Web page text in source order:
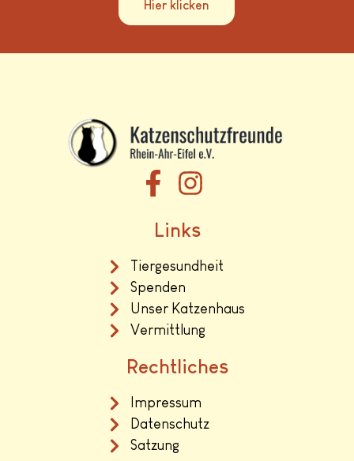
Hier klicken
Links
Tiergesundheit
Spenden
Unser Katzenhaus
Vermittlung
Rechtliches
Impressum
Datenschutz
Satzung